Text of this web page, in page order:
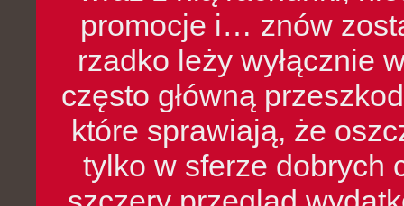
promocje i… znów
rzadko leży wyłącznie
często główną
które sprawiają, że
tylko w sferze dobrych